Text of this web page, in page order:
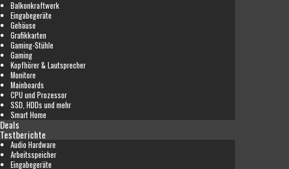
Balkonkraftwerk
Eingabegeräte
Gehäuse
Grafikkarten
Gaming-Stühle
Gaming
Kopfhörer & Lautsprecher
Monitore
Mainboards
CPU und Prozessor
SSD, HDDs und mehr
Smart Home
Deals
Testberichte
Audio Hardware
Arbeitsspeicher
Eingabegeräte